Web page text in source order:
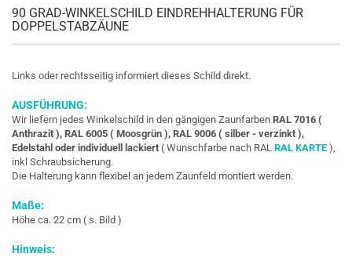
90 GRAD-WINKELSCHILD EINDREHHALTERUNG FÜR
DOPPELSTABZÄUNE
Links oder rechtsseitig informiert dieses Schild direkt.
AUSFÜHRUNG:
Wir liefern jedes Winkelschild in den gängigen Zaunfarben RAL 7016 (
Anthrazit ), RAL 6005 ( Moosgrün ), RAL 9006 ( silber - verzinkt ),
Edelstahl oder individuell lackiert ( Wunschfarbe nach RAL RAL KARTE ),
inkl Schraubsicherung.
Die Halterung kann flexibel an jedem Zaunfeld montiert werden.
Maße:
Höhe ca. 22 cm ( s. Bild )
Hinweis: